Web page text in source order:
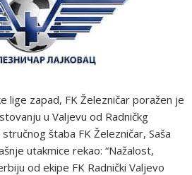
lige zapad, FK Železničar poražen je
u Valjevu od Radničkg
štaba FK Železničar, Saša
utakmice rekao: “Nažalost,
od ekipe FK Radnički Valjevo